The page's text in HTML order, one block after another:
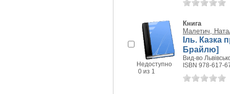
Недоступно
0 из 1
Книга
Малетич,
Іль. Казка
Брайлю]
Вид-во
ISBN 978-617-